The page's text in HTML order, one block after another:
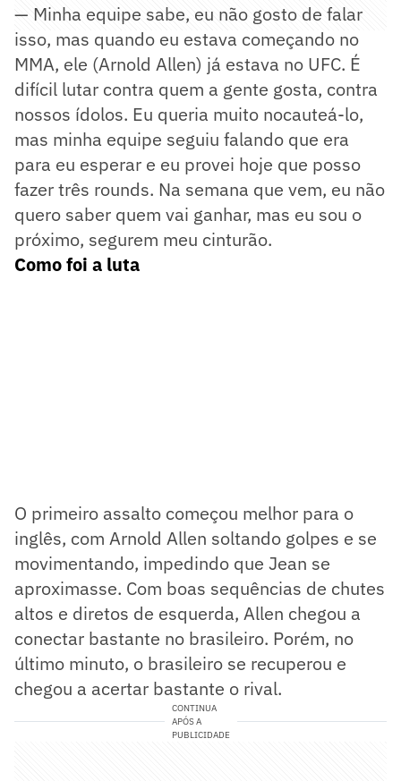
— Minha equipe sabe, eu não gosto de falar
isso, mas quando eu estava começando no
MMA, ele (Arnold Allen) já estava no UFC. É
difícil lutar contra quem a gente gosta, contra
nossos ídolos. Eu queria muito nocauteá-lo,
mas minha equipe seguiu falando que era
para eu esperar e eu provei hoje que posso
fazer três rounds. Na semana que vem, eu não
quero saber quem vai ganhar, mas eu sou o
próximo, segurem meu cinturão.
Como foi a luta
O primeiro assalto começou melhor para o
inglês, com Arnold Allen soltando golpes e se
movimentando, impedindo que Jean se
aproximasse. Com boas sequências de chutes
altos e diretos de esquerda, Allen chegou a
conectar bastante no brasileiro. Porém, no
último minuto, o brasileiro se recuperou e
chegou a acertar bastante o rival.
CONTINUA
APÓS A
PUBLICIDADE